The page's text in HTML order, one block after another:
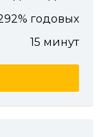
годовых
15 минут